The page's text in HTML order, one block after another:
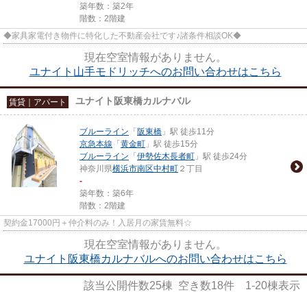
築年数：築2年
階数：2階建
◆家具家電付き物件に特化した不動産会社です♪諸条件相談OK◆
現在空室情報がありません。
ユナイト山手モドリッチへのお問い合わせはこちら
賃貸｜アパート ユナイト阪東橋カルナバル
ブルーライン 「 阪東橋 」駅 徒歩11分
京急本線 「 黄金町 」駅 徒歩15分
ブルーライン 「 伊勢佐木長者町 」駅 徒歩24分
神奈川県横浜市南区中村町 ２丁目
-
築年数：築6年
階数：2階建
契約金17000円＋仲介料のみ！入居月の家賃無料☆
現在空室情報がありません。
ユナイト阪東橋カルナバルへのお問い合わせはこちら
該当公開件数25棟 空き数18件 1-20棟表示